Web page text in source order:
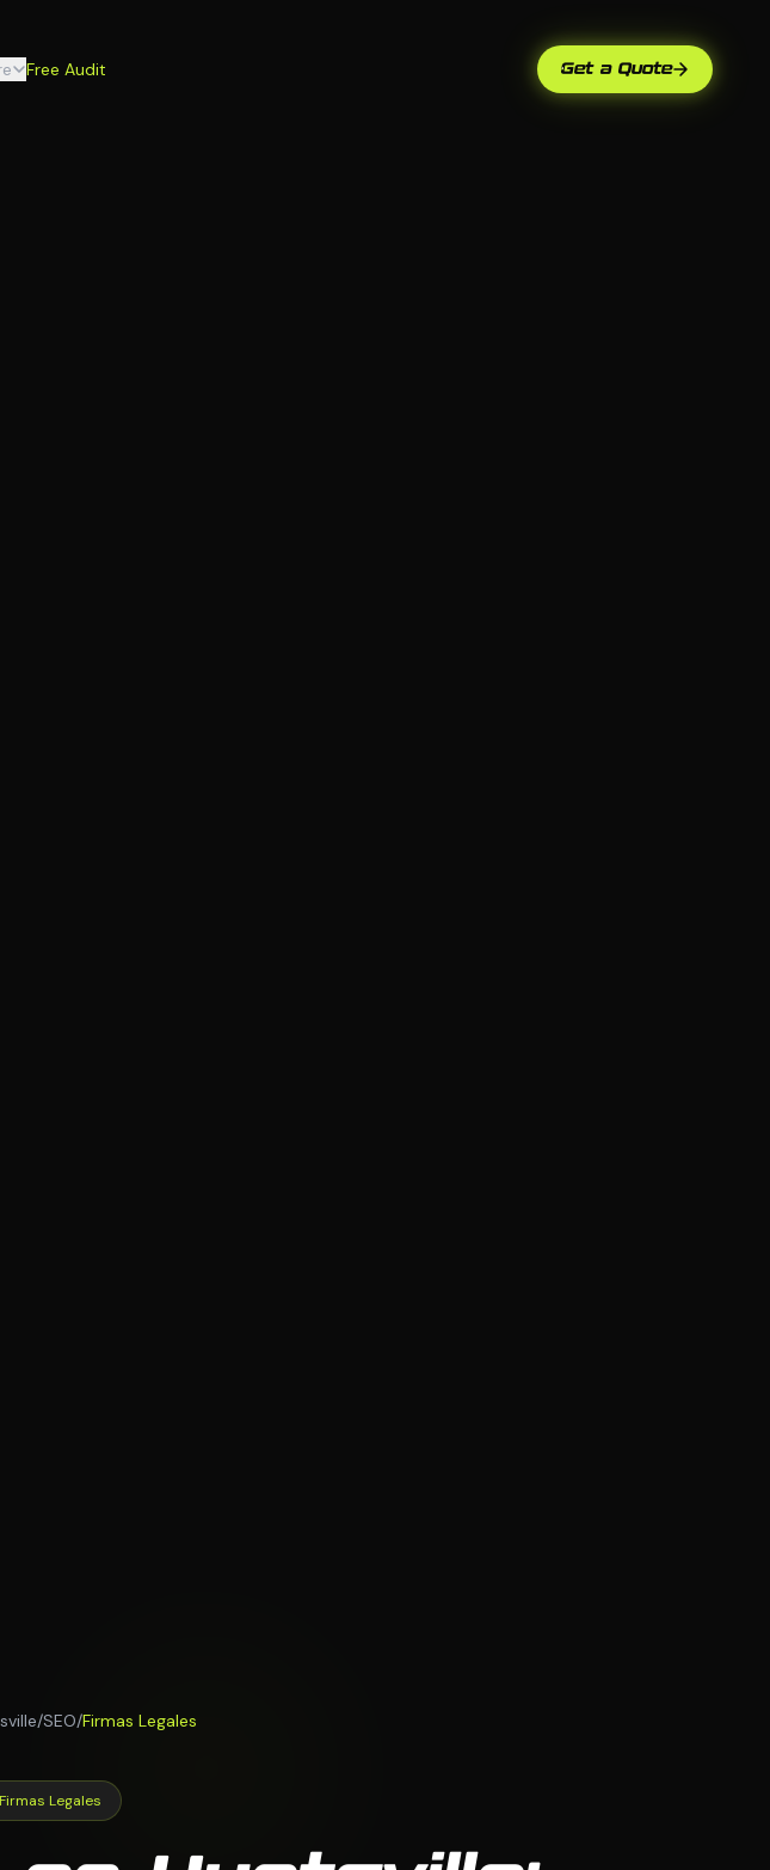
Free Audit Get a Quote
/SEO/Firmas Legales
Legales